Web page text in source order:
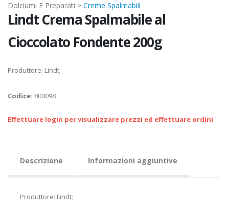
Dolciumi E Preparati > Creme Spalmabili
Lindt Crema Spalmabile al
Cioccolato Fondente 200g
Produttore: Lindt;
Codice: 800098
Effettuare login per visualizzare prezzi ed effettuare ordini
Descrizione Informazioni aggiuntive
Produttore: Lindt;